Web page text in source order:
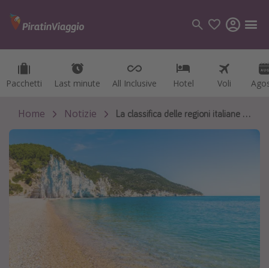
Pacchetti Last minute All Inclusive Hotel Voli
Pacchetti Last minute All Inclusive Hotel Voli
Categorie
Voli
Hotel
Vacanze
Crociere
Destinazioni
Tutte le destinazioni
Italia
Albania
Home Notizie La classifica delle regioni italiane con il mare più pulito